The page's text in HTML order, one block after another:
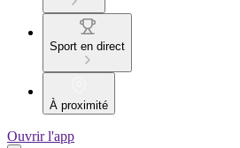
Sport en direct
À proximité
Ouvrir l'app